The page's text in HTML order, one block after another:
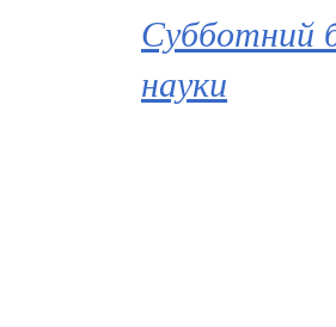
Субботний
науки